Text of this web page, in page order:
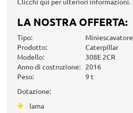
LA NOSTRA OFFERTA:
Tipo:
Miniescavatore
Prodotto:
Caterpillar
Modello:
308E 2CR
Anno di costruzione:
2016
Peso:
9 t
Dotazione:
lama